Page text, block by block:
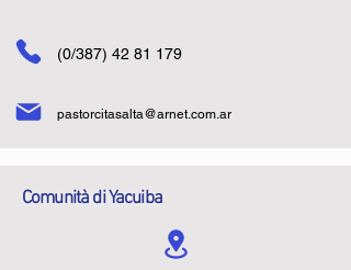
(0/387) 42 81 179
pastorcitasalta@arnet.com.ar
Comunità di Yacuiba